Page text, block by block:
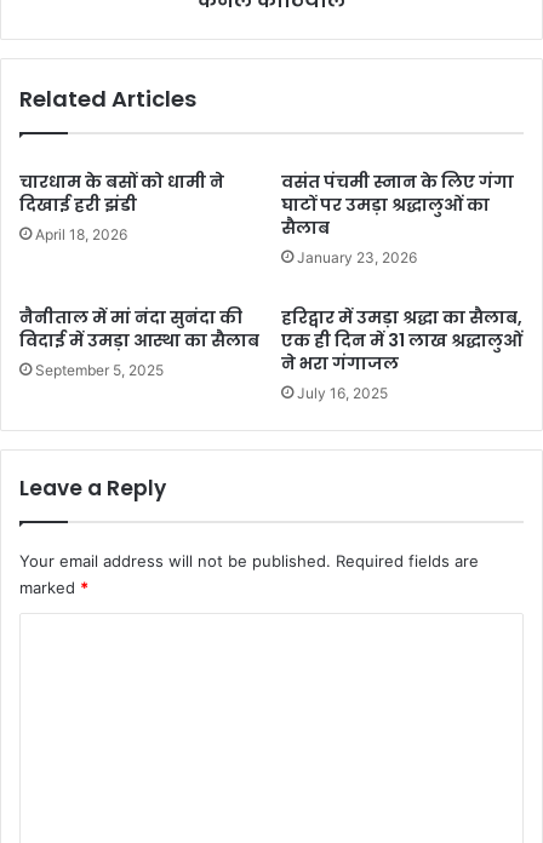
Related Articles
चारधाम के बसों को धामी ने
दिखाई हरी झंडी
April 18, 2026
वसंत पंचमी स्नान के लिए गंगा
घाटों पर उमड़ा श्रद्धालुओं का
सैलाब
January 23, 2026
नैनीताल में मां नंदा सुनंदा की
विदाई में उमड़ा आस्था का सैलाब
September 5, 2025
हरिद्वार में उमड़ा श्रद्धा का सैलाब,
एक ही दिन में 31 लाख श्रद्धालुओं
ने भरा गंगाजल
July 16, 2025
Leave a Reply
Your email address will not be published. Required fields are
marked *